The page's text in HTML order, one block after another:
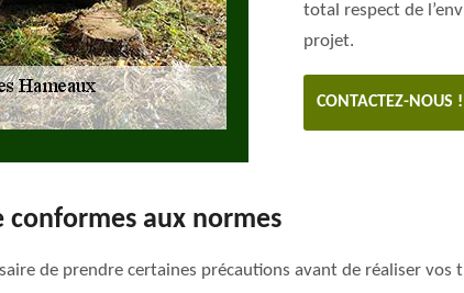
total respect de
projet.
CONTACTEZ-NOUS !
conformes aux normes
de prendre certaines précautions avant de réaliser vos